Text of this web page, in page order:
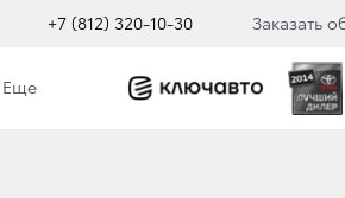
+7 (812) 320-10-30 Заказать
Еще